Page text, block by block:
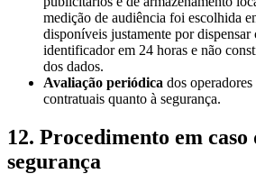
medição de audiência foi escolhida
disponíveis justamente por dispensar
identificador em 24 horas e não
dos dados.
Avaliação periódica dos
contratuais quanto à segurança.
12. Procedimento em
segurança